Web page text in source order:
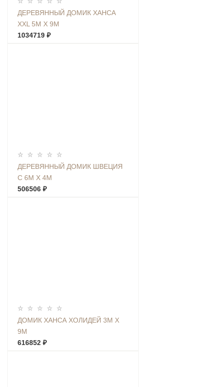
ДЕРЕВЯННЫЙ ДОМИК ХАНСА
XXL 5М Х 9М
1034719 ₽
ДЕРЕВЯННЫЙ ДОМИК ШВЕЦИЯ
С 6М Х 4М
506506 ₽
ДОМИК ХАНСА ХОЛИДЕЙ 3М Х
9М
616852 ₽